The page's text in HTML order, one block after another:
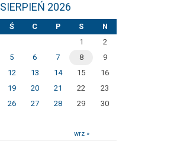
SIERPIEŃ 2026
Ś C P S
N
1
2
5 6 7 8
9
12 13 14 15
16
19 20 21 22
23
26 27 28 29
30
wrz »